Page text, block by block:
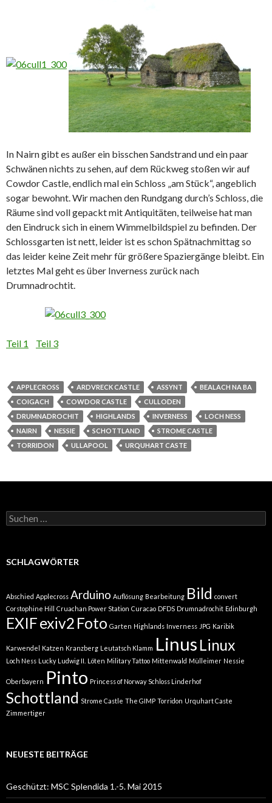
In Nairn gibt es außer ein bisschen Sandstrand und ein paar
Schwänen nichts zu sehen, auf dem Rückweg stoßen wir auf
Cowdor Castle, endlich mal ein Schloss „am Stück“, angeblich
sogar bewohnt. Wir machen den Rundgang durch’s Schloss, die
Räume sind voll gepackt mit Antiquitäten, teilweise hat man
den Eindruck sich in einem Wimmelbildspiel zu befinden. Der
Schlossgarten ist nett, leider ist es schon Spätnachmittag so
das leider keine Zeit mehr für größere Spaziergänge bleibt. Ein
letztes Mal geht es über Inverness zurück nach
Drumnadrochtit.
Teil 1 Teil 3
APPLECROSS ARDVRECK CASTLE ASSYNT
BEALACH NA BA
COIGACH
COWDOR CASTLE
CULLODEN
DRUMNADROCHIT
HIGHLANDS INVERNESS
LOCH NESS
NAIRN
NESSIE SCHOTTLAND
STROME CASTLE
TORRIDON
ULLAPOOL URQUHART CASTE
Suchen
nach:
SCHLAGWÖRTER
Abschied Applecross Arduino Auflösung Bearbeitung Bild convert
Corstophine Hill Cruachan Power Station Curacao DFDS Drumnadrochit Edinburgh
EXIFexiv2 Foto Garten Highlands Inverness JPG Karibik
Karwendel Katzen Kranzberg Leutatsch Klamm Linus Linux
Loch Ness Lucky Ludwig II. Löten Military Tattoo Mittenwald Mülleimer Nessie
Oberbayern Pinto Princess of Norway Schloss Linderhof
Schottland Strome Castle The GIMP Torridon Urquhart Caste
Zimmertiger
NEUESTE BEITRÄGE
Geschützt: MSC Splendida 1.-5. Mai 2015